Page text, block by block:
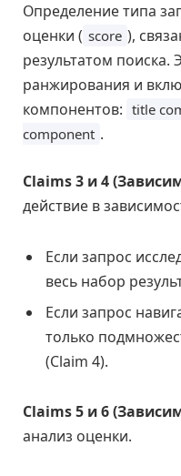
Определение типа
оценки ( score ),
результатом поиска.
ранжирования и
компонентов: title
component .
Claims 3 и 4
действие в
Если запрос
весь набор
Если запрос
только
(Claim 4).
Claims 5 и 6
анализ оценки.